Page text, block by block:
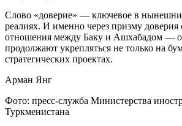
Слово «доверие» — ключевое в
реалиях. И именно через призму доверия
отношения между Баку и Ашхабадом —
продолжают укрепляться не только на
стратегических проектах.
Арман Янг
Фото: пресс-служба Министерства
Туркменистана